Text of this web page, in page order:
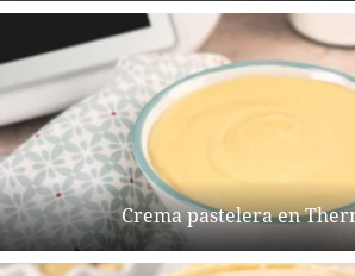
Crema pastelera en